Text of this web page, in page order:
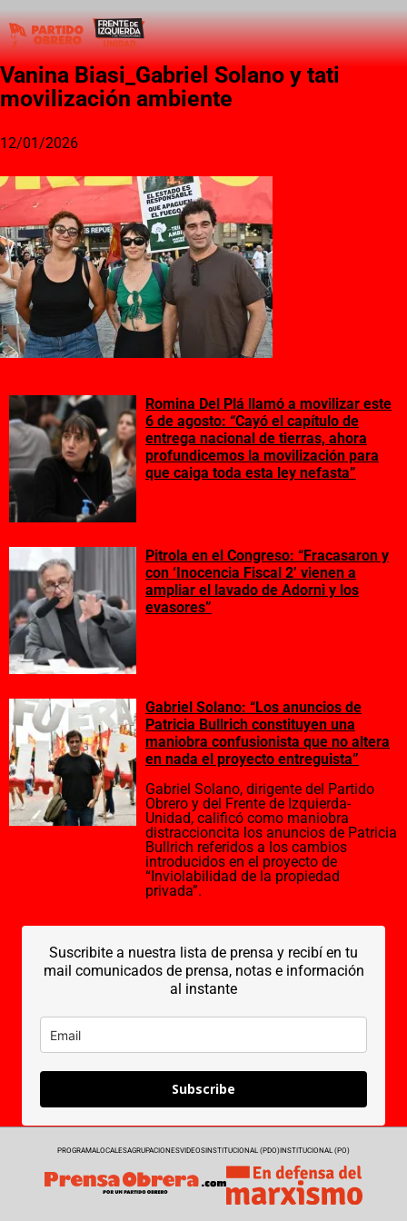
Vanina Biasi_Gabriel Solano y tati
movilización ambiente
12/01/2026
Romina Del Plá llamó a movilizar este
6 de agosto: “Cayó el capítulo de
entrega nacional de tierras, ahora
profundicemos la movilización para
que caiga toda esta ley nefasta”
Pitrola en el Congreso: “Fracasaron y
con ‘Inocencia Fiscal 2’ vienen a
ampliar el lavado de Adorni y los
evasores”
Gabriel Solano: “Los anuncios de
Patricia Bullrich constituyen una
maniobra confusionista que no altera
en nada el proyecto entreguista”
Gabriel Solano, dirigente del Partido
Obrero y del Frente de Izquierda-
Unidad, calificó como maniobra
distraccioncita los anuncios de Patricia
Bullrich referidos a los cambios
introducidos en el proyecto de
“Inviolabilidad de la propiedad
privada”.
Suscribite a nuestra lista de prensa y recibí en tu
mail comunicados de prensa, notas e información
al instante
Subscribe
PROGRAMALOCALESAGRUPACIONESVIDEOSINSTITUCIONAL (PDO)INSTITUCIONAL (PO)